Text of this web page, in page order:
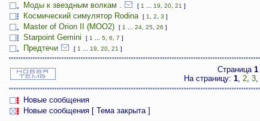
Моды к звездным волкам . [ 1 19 20, 21 ]
Космический симулятор Rodina [ 1 2 3 ]
Master of Orion II (MOO2) [ 1 24, 25, 26]
Starpoint Gemini [ 1 5, 6, 7 ]
Предтечи [ 1 19 20, 21 ]
Страница 1
На страницу: 1, 2, 3,
Новые сообщения
Новые сообщения [ Тема закрыта ]